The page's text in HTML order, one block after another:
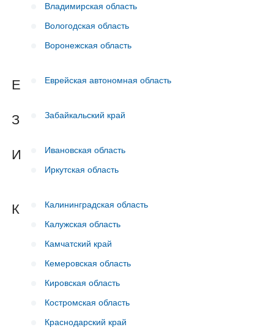
Владимирская область
Вологодская область
Воронежская область
Е Еврейская автономная область
З Забайкальский край
И
Ивановская область
Иркутская область
К
Калининградская область
Калужская область
Камчатский край
Кемеровская область
Кировская область
Костромская область
Краснодарский край